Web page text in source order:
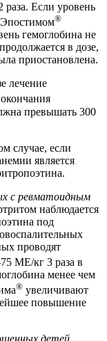
Если уровень
Эпостимом®
гемоглобина не
в дозе,
приостановлена.
лечение
превышать 300
случае, если
является
с ревматоидным
наблюдается
под
проводят
МЕ/кг 3 раза в
менее чем
® увеличивают
повышение